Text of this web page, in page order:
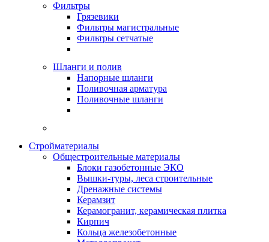
Фильтры
Грязевики
Фильтры магистральные
Фильтры сетчатые
Шланги и полив
Напорные шланги
Поливочная арматура
Поливочные шланги
Стройматериалы
Oбщестроительные материалы
Блоки газобетонные ЭКО
Вышки-туры, леса строительные
Дренажные системы
Керамзит
Керамогранит, керамическая плитка
Кирпич
Кольца железобетонные